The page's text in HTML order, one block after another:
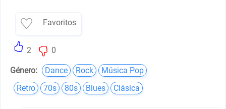
Favoritos
2 0
Género: Dance Rock
Música Pop
Retro
70s 80s Blues Clásica